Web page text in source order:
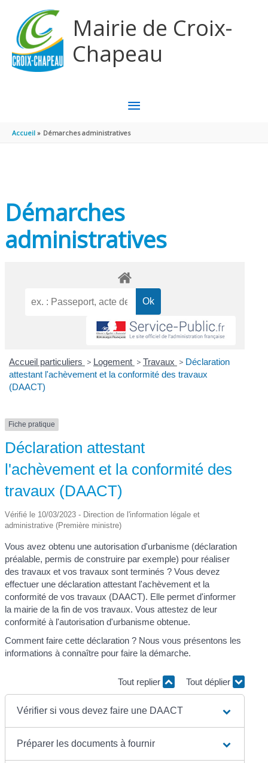
Mairie de Croix-
Chapeau
MENU
PRINCIPAL
Accueil Démarches administratives
Démarches
administratives
Accueil particuliers > Logement > Travaux > Déclaration
attestant l'achèvement et la conformité des travaux
(DAACT)
Fiche pratique
Déclaration attestant
l'achèvement et la conformité des
travaux (DAACT)
Vérifié le 10/03/2023 - Direction de l'information légale et
administrative (Première ministre)
Vous avez obtenu une autorisation d'urbanisme (déclaration
préalable, permis de construire par exemple) pour réaliser
des travaux et vos travaux sont terminés ? Vous devez
effectuer une déclaration attestant l'achèvement et la
conformité de vos travaux (DAACT). Elle permet d'informer
la mairie de la fin de vos travaux. Vous attestez de leur
conformité à l'autorisation d'urbanisme obtenue.
Comment faire cette déclaration ? Nous vous présentons les
informations à connaître pour faire la démarche.
Tout replier Tout déplier
Vérifier si vous devez faire une DAACT
Préparer les documents à fournir